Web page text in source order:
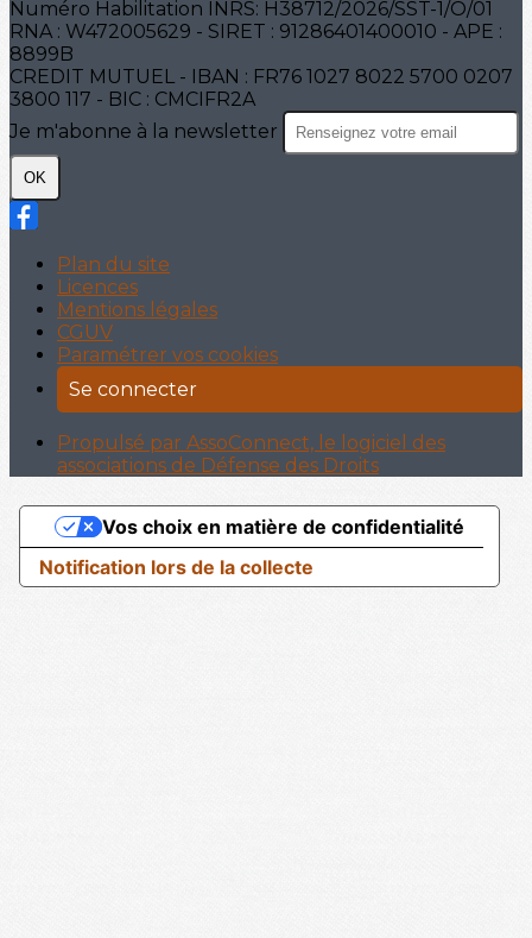
Numéro Habilitation INRS: H38712/2026/SST-1/O/01
RNA : W472005629 - SIRET : 91286401400010 - APE :
8899B
CREDIT MUTUEL - IBAN : FR76 1027 8022 5700 0207
3800 117 - BIC : CMCIFR2A
Je m'abonne à la newsletter
OK
Plan du site
Licences
Mentions légales
CGUV
Paramétrer vos cookies
Se connecter
Propulsé par AssoConnect, le logiciel des
associations de Défense des Droits
Notification lors de la collecte
Vos choix en matière de confidentialité